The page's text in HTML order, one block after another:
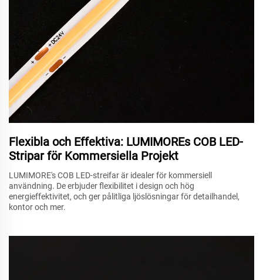
Flexibla och Effektiva: LUMIMOREs COB LED-
Stripar för Kommersiella Projekt
LUMIMORE's COB LED-streifar är idealer för kommersiell
användning. De erbjuder flexibilitet i design och hög
energieffektivitet, och ger pålitliga ljöslösningar för detailhandel,
kontor och mer.